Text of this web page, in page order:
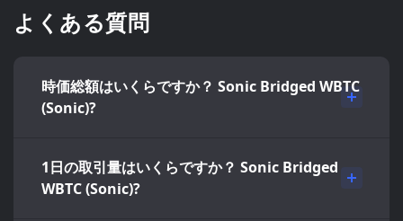
よくある質問
時価総額はいくらですか？ Sonic Bridged WBTC
(Sonic)?
1日の取引量はいくらですか？ Sonic Bridged
WBTC (Sonic)?